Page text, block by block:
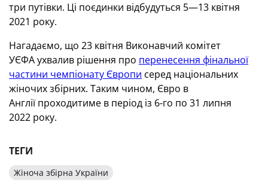
три путівки. Ці поєдинки відбудуться 5—13 квітня
2021 року.
Нагадаємо, що 23 квітня Виконавчий комітет
УЄФА ухвалив рішення про перенесення фінальної
частини чемпіонату Європи серед національних
жіночих збірних. Таким чином, Євро в
Англії проходитиме в період із 6-го по 31 липня
2022 року.
ТЕГИ
Жіноча збірна України